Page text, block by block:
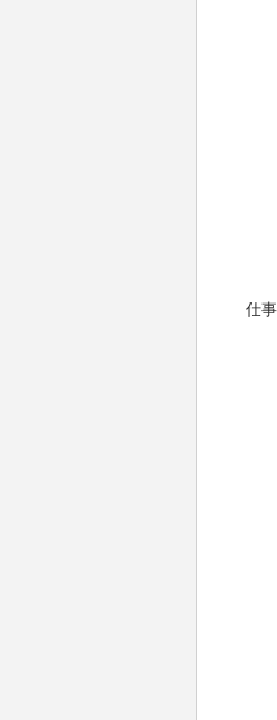
仕